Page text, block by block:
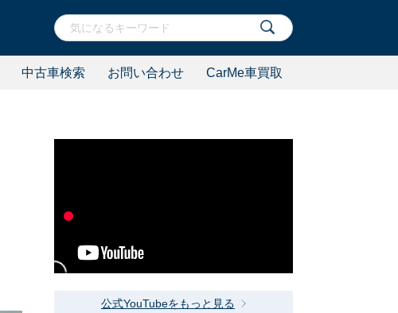
中古車検索 お問い合わせ CarMe車買取
公式YouTubeをもっと見る